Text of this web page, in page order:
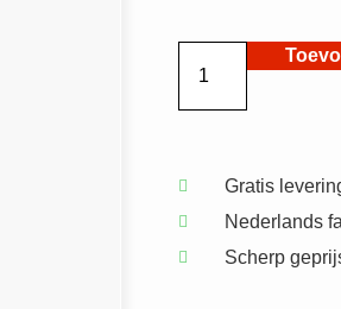
Gratis
Nederlands
Scherp